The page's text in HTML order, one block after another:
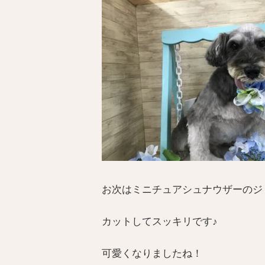
お次はミニチュアシュナウザーの
カットしてスッキリです♪
可愛くなりましたね！